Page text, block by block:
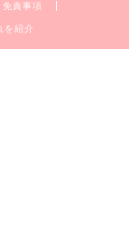
免責事項
紹介